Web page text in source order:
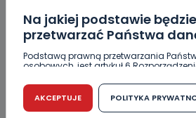
Na jakiej podstawie
przetwarzać Państwa
Podstawą prawną przetwarzania
osobowych, jest artykuł 6
r. w sprawie ochrony osób fizycznych w
przetwarzaniem danych osobowych w
swobodnego przepływu takich danych
dyrektywy 95/46/WE (RODO).
AKCEPTUJE POLITYKA
Crossfit kolejny
Krotoszyn.…
„Niezwykli
podróże,